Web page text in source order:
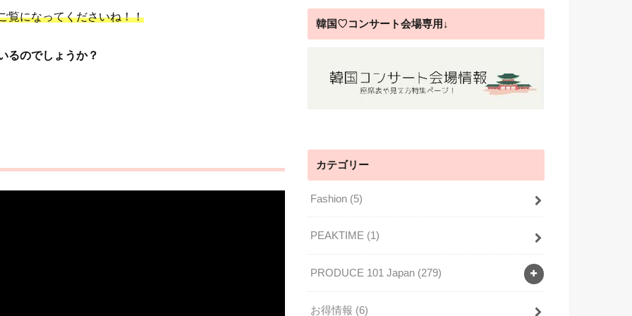
覧になってくださいね！！
るのでしょうか？
韓国♡コンサート会場専用↓
カテゴリー
Fashion (5)
PEAKTIME (1)
PRODUCE 101 Japan (279)
お得情報 (6)